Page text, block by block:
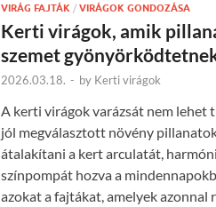
VIRÁG FAJTÁK / VIRÁGOK GONDOZÁSA
Kerti virágok, amik
szemet
2026.03.18. - by Kerti virágok
A kerti virágok varázsát nem lehet
jól megválasztott növény
átalakítani a kert arculatát,
színpompát hozva a
azokat a fajtákat, amelyek azonnal